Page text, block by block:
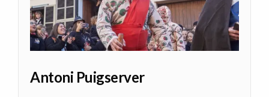
Antoni Puigserver